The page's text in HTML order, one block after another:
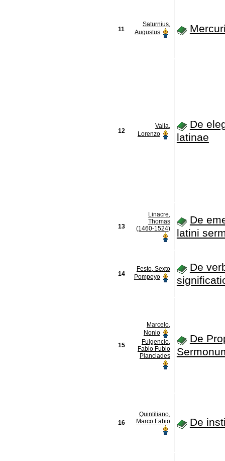
11
Saturnius,
Augustus
12
Valla,
Lorenzo
De
latinae
13
Linacre,
Thomas
(1460-1524)
De
latini
14
Festo, Sexto
Pompeyo
De
15
Marcelo,
Nonio
Fulgencio,
Fabio Fubio
Planciades
De
16
Quintiliano,
Marco Fabio
De